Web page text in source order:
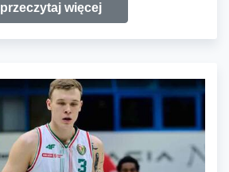
przeczytaj więcej